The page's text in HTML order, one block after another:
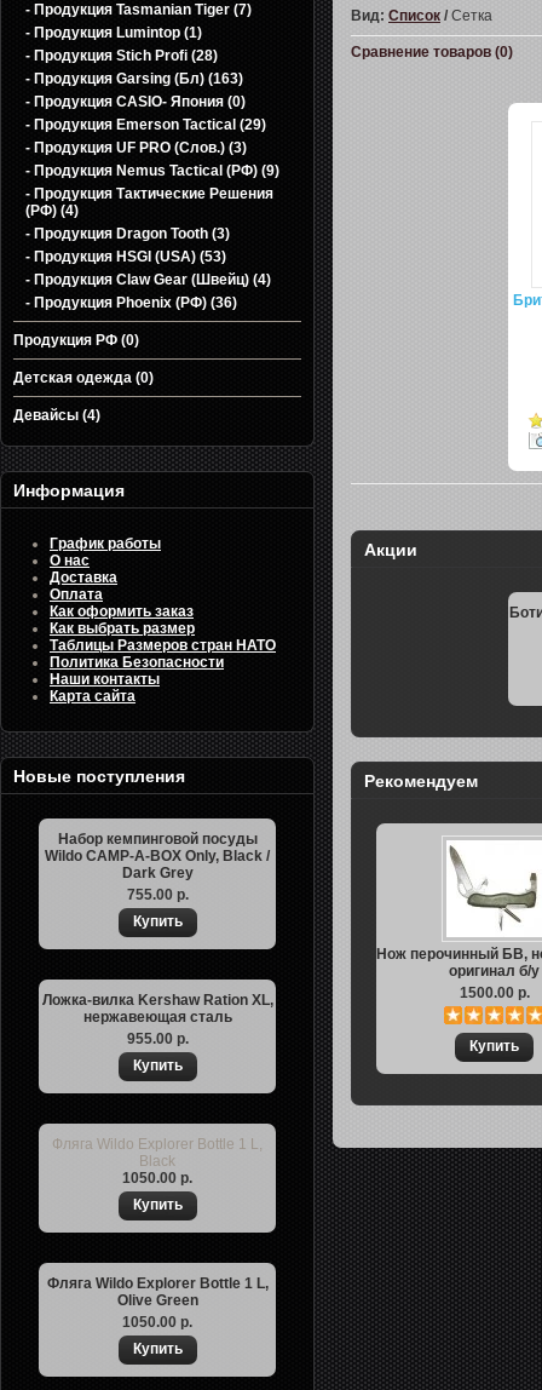
- Продукция Tasmanian Tiger (7)
- Продукция Lumintop (1)
- Продукция Stich Profi (28)
- Продукция Garsing (Бл) (163)
- Продукция CASIО- Япония (0)
- Продукция Emerson Tactical (29)
- Продукция UF PRO (Слов.) (3)
- Продукция Nemus Tactical (РФ) (9)
- Продукция Тактические Решения
(РФ) (4)
- Продукция Dragon Tooth (3)
- Продукция HSGI (USA) (53)
- Продукция Claw Gear (Швейц) (4)
- Продукция Phoenix (РФ) (36)
Продукция РФ (0)
Детская одежда (0)
Девайсы (4)
Информация
График работы
О нас
Доставка
Оплата
Как оформить заказ
Как выбрать размер
Таблицы Размеров стран НАТО
Политика Безопасности
Наши контакты
Карта сайта
Новые поступления
Набор кемпинговой посуды
Wildo CAMP-A-BOX Only, Black /
Dark Grey
755.00 р.
Ложка-вилка Kershaw Ration XL,
нержавеющая сталь
955.00 р.
Фляга Wildo Explorer Bottle 1 L,
Black
1050.00 р.
Фляга Wildo Explorer Bottle 1 L,
Olive Green
1050.00 р.
Вид: Список / Сетка
Сравнение товаров (0)
Акции
Рекомендуем
Нож перочинный БВ,
оригинал б/у
1500.00 р.